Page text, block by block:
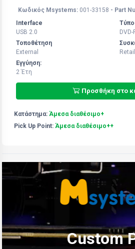
Κωδικός Msystems: 001-33158 - Part
Interface
USB 2.0
DVD-
Τοποθέτηση
External
Retail
Εγγύηση:
2 Έτη
Προσθήκη στο
Κατάστημα: Άμεσα διαθέσιμο+
Pick Up Point: Άμεσα διαθέσιμο++
Custom